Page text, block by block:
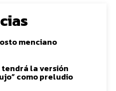
menciano
tendrá la versión
como preludio